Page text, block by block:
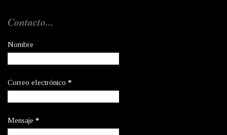
Contacto...
Nombre
Correo electrónico *
Mensaje *